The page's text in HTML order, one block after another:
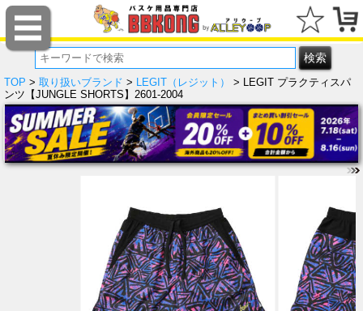
TOP > 取り扱いブランド > LEGIT（レジット）
> LEGIT プラクティスパ
ンツ【JUNGLE SHORTS】2601-2004